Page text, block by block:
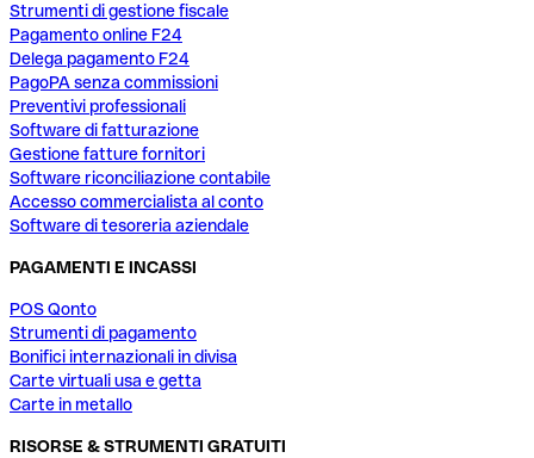
Strumenti di gestione fiscale
Pagamento online F24
Delega pagamento F24
PagoPA senza commissioni
Preventivi professionali
Software di fatturazione
Gestione fatture fornitori
Software riconciliazione contabile
Accesso commercialista al conto
Software di tesoreria aziendale
PAGAMENTI E INCASSI
POS Qonto
Strumenti di pagamento
Bonifici internazionali in divisa
Carte virtuali usa e getta
Carte in metallo
RISORSE & STRUMENTI GRATUITI